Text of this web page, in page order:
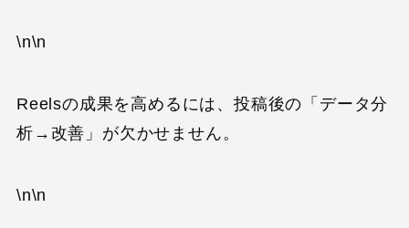
\n\n
Reelsの成果を高めるには、投稿後の「データ分
析→改善」が欠かせません。
\n\n